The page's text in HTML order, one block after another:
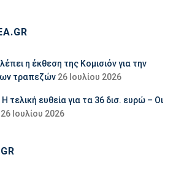
η έκθεση της Κομισιόν για την
τραπεζών 26 Ιουλίου 2026
τελική ευθεία για τα 36 δισ. ευρώ – Οι
26 Ιουλίου 2026